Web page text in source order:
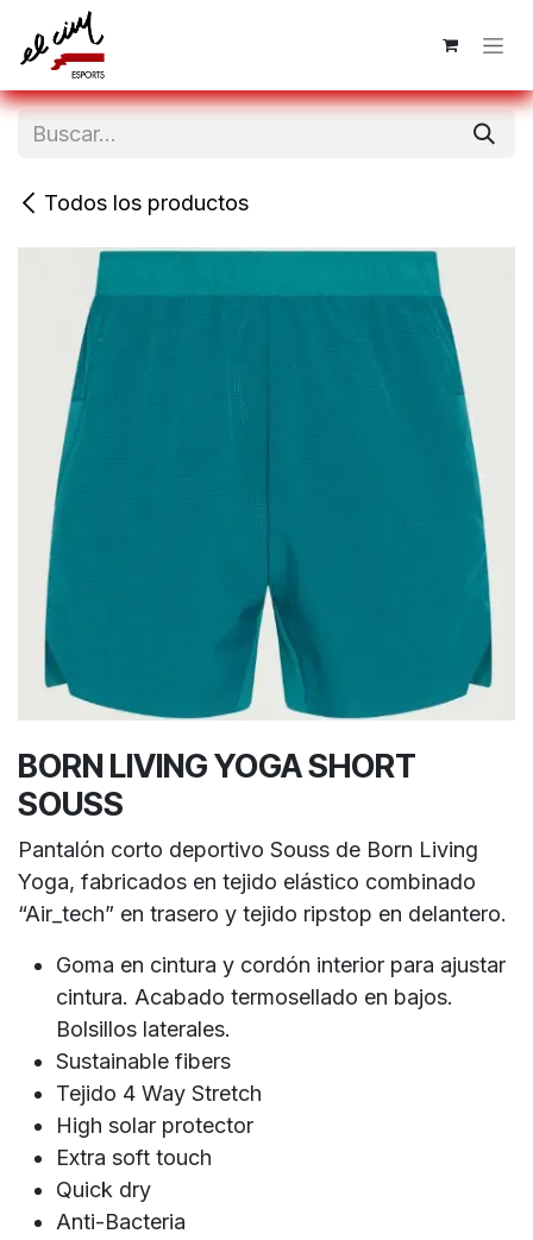
Ir al contenido
Todos los productos
BORN LIVING YOGA SHORT
SOUSS
Pantalón corto deportivo Souss de Born Living
Yoga, fabricados en tejido elástico combinado
“Air_tech” en trasero y tejido ripstop en delantero.
Goma en cintura y cordón interior para ajustar
cintura. Acabado termosellado en bajos.
Bolsillos laterales.
Sustainable fibers
Tejido 4 Way Stretch
High solar protector
Extra soft touch
Quick dry
Anti-Bacteria